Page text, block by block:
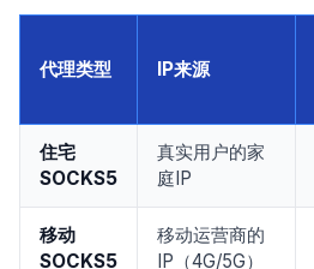
代理类型 IP来源
住宅
SOCKS5
真实用户的家
庭IP
移动
SOCKS5
移动运营商的
IP（4G/5G）